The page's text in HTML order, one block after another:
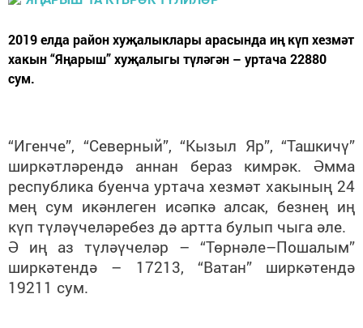
2019 елда район хуҗалыклары арасында иң күп хезмәт
хакын “Яңарыш” хуҗалыгы түләгән – уртача 22880
сум.
“Игенче”, “Северный”, “Кызыл Яр”, “Ташкичү”
ширкәтләрендә аннан бераз кимрәк. Әмма
республика буенча уртача хезмәт хакының 24
мең сум икәнлеген исәпкә алсак, безнең иң
күп түләүчеләребез дә артта булып чыга әле.
Ә иң аз түләүчеләр – “Төрнәле–Пошалым”
ширкәтендә – 17213, “Ватан” ширкәтендә
19211 сум.